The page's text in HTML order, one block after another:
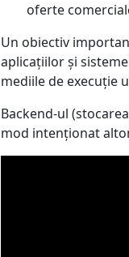
oferte
Un obiectiv
aplicațiilor și
mediile de execuție
Backend-ul
mod intenționat